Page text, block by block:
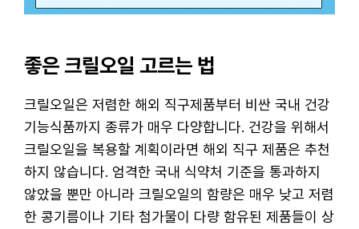
좋은 크릴오일 고르는 법
크릴오일은 저렴한 해외 직구제품부터 비싼 국내 건강
기능식품까지 종류가 매우 다양합니다. 건강을 위해서
크릴오일을 복용할 계획이라면 해외 직구 제품은 추천
하지 않습니다. 엄격한 국내 식약처 기준을 통과하지
않았을 뿐만 아니라 크릴오일의 함량은 매우 낮고 저렴
한 콩기름이나 기타 첨가물이 다량 함유된 제품들이 상